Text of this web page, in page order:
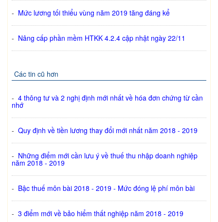
- Mức lương tối thiểu vùng năm 2019 tăng đáng kể
- Nâng cấp phần mềm HTKK 4.2.4 cập nhật ngày 22/11
Các tin cũ hơn
- 4 thông tư và 2 nghị định mới nhất về hóa đơn chứng từ cần
nhớ
- Quy định về tiền lương thay đổi mới nhất năm 2018 - 2019
- Những điểm mới cần lưu ý về thuế thu nhập doanh nghiệp
năm 2018 - 2019
- Bậc thuế môn bài 2018 - 2019 - Mức đóng lệ phí môn bài
- 3 điểm mới về bảo hiểm thất nghiệp năm 2018 - 2019